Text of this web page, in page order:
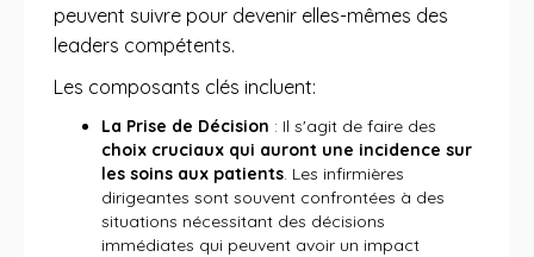
peuvent suivre pour devenir elles-mêmes des
leaders compétents.
Les composants clés incluent:
La Prise de Décision : Il s'agit de faire des
choix cruciaux qui auront une incidence sur
les soins aux patients. Les infirmières
dirigeantes sont souvent confrontées à des
situations nécessitant des décisions
immédiates qui peuvent avoir un impact